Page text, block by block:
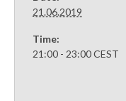
21.06.2019
Time:
21:00 - 23:00CEST